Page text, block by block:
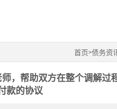
首页>债务资
，帮助双方在整个调解过
款的协议